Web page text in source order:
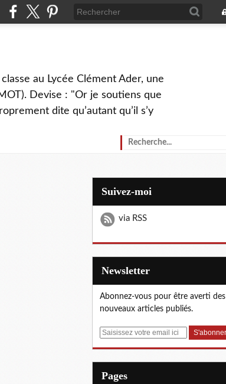
au Lycée Clément Ader, une
Devise : "Or je soutiens que
dite qu’autant qu’il s’y
Suivez-moi
via RSS
Newsletter
Abonnez-vous pour être averti des
nouveaux articles publiés.
E
Pages